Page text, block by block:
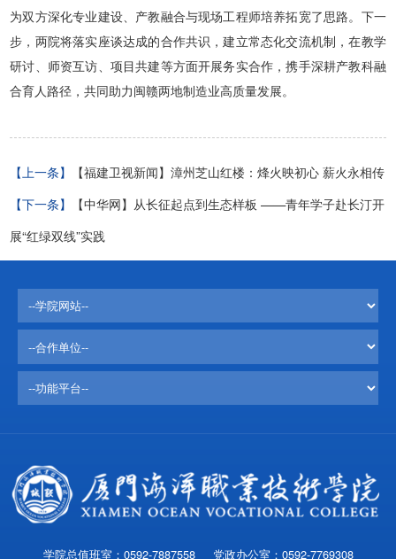
为双方深化专业建设、产教融合与现场工程师培养拓宽了思路。下一
步，两院将落实座谈达成的合作共识，建立常态化交流机制，在教学
研讨、师资互访、项目共建等方面开展务实合作，携手深耕产教科融
合育人路径，共同助力闽赣两地制造业高质量发展。
【上一条】
【福建卫视新闻】漳州芝山红楼：烽火映初心 薪火永相传
【下一条】
【中华网】从长征起点到生态样板 ——青年学子赴长汀开
展“红绿双线”实践
学院总值班室：0592-7887558 党政办公室：0592-7769308